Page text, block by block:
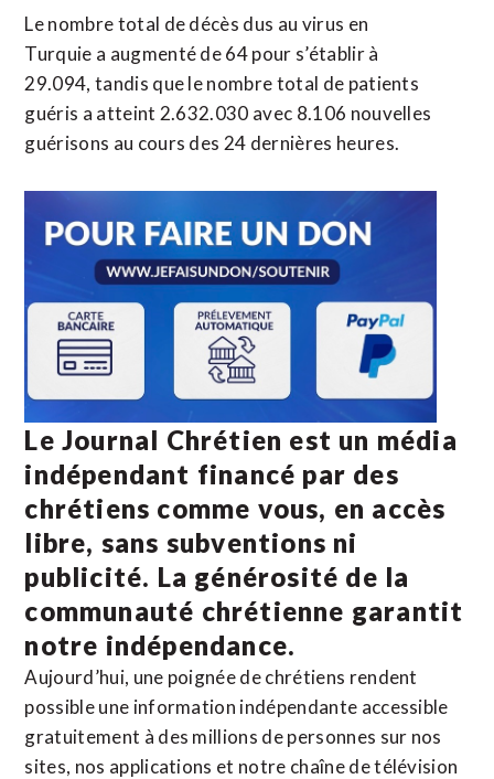
Le nombre total de décès dus au virus en
Turquie a augmenté de 64 pour s’établir à
29.094, tandis que le nombre total de patients
guéris a atteint 2.632.030 avec 8.106 nouvelles
guérisons au cours des 24 dernières heures.
Le Journal Chrétien est un média
indépendant financé par des
chrétiens comme vous, en accès
libre, sans subventions ni
publicité. La générosité de la
communauté chrétienne garantit
notre indépendance.
Aujourd’hui, une poignée de chrétiens rendent
possible une information indépendante accessible
gratuitement à des millions de personnes sur nos
sites, nos applications et notre chaîne de télévision